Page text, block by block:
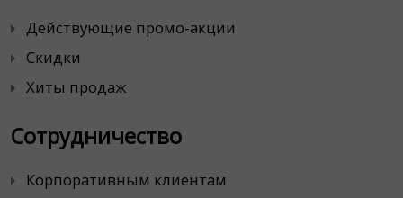
Действующие промо-акции
Скидки
Хиты продаж
Сотрудничество
Корпоративным клиентам